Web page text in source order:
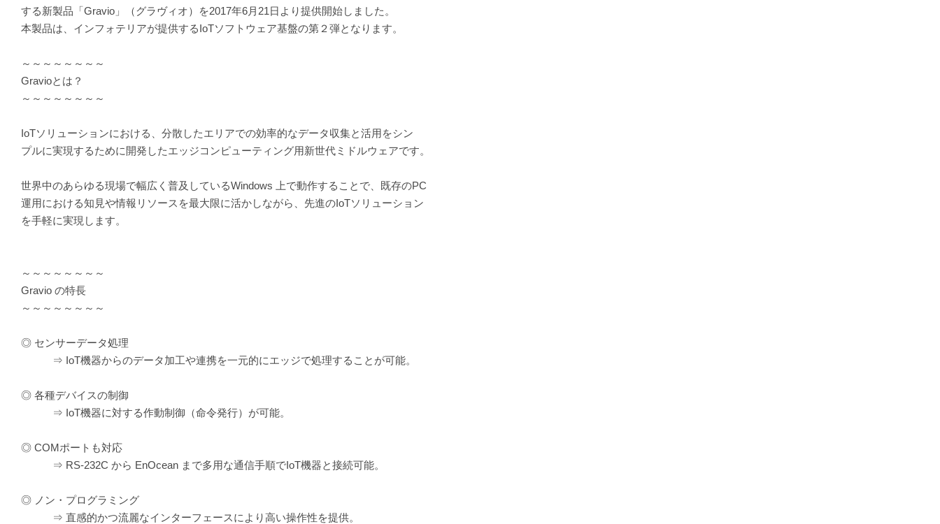
する新製品「Gravio」（グラヴィオ）を2017年6月21日より提供開始しました。
本製品は、インフォテリアが提供するIoTソフトウェア基盤の第２弾となります。
～～～～～～～～
Gravioとは？
～～～～～～～～
IoTソリューションにおける、分散したエリアでの効率的なデータ収集と活用をシン
プルに実現するために開発したエッジコンピューティング用新世代ミドルウェアです。
世界中のあらゆる現場で幅広く普及しているWindows 上で動作することで、既存のPC
運用における知見や情報リソースを最大限に活かしながら、先進のIoTソリューション
を手軽に実現します。
～～～～～～～～
Gravio の特長
～～～～～～～～
◎ センサーデータ処理
⇒ IoT機器からのデータ加工や連携を一元的にエッジで処理することが可能。
◎ 各種デバイスの制御
⇒ IoT機器に対する作動制御（命令発行）が可能。
◎ COMポートも対応
⇒ RS-232C から EnOcean まで多用な通信手順でIoT機器と接続可能。
◎ ノン・プログラミング
⇒ 直感的かつ流麗なインターフェースにより高い操作性を提供。